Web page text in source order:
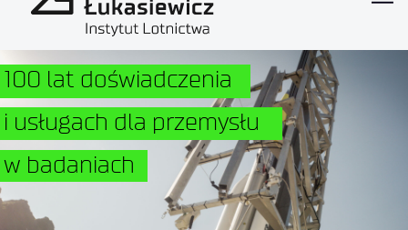
100 lat doświadczenia
w badaniach
i usługach dla przemysłu